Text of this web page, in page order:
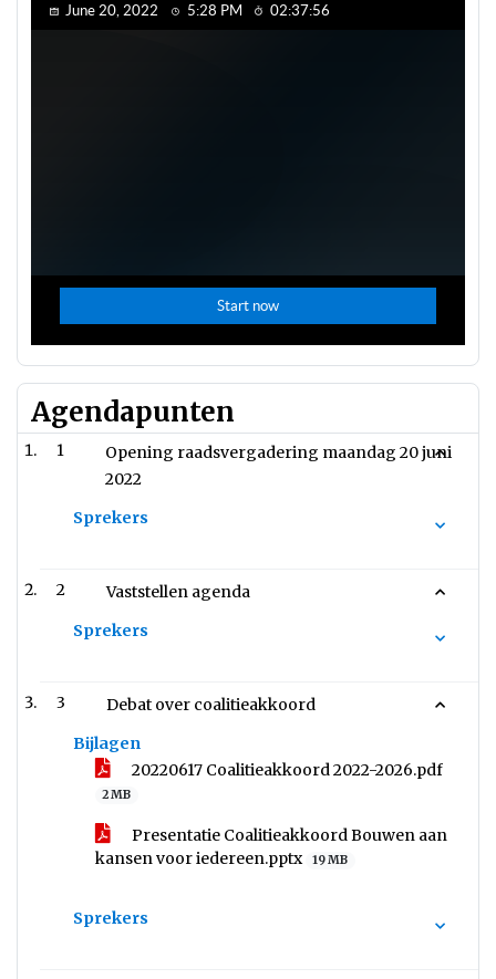
Agendapunten
1
Opening raadsvergadering maandag 20 juni
2022
Sprekers
2
Vaststellen agenda
Sprekers
3
Debat over coalitieakkoord
Bijlagen
20220617 Coalitieakkoord 2022-2026.pdf
2 MB
Presentatie Coalitieakkoord Bouwen aan
kansen voor iedereen.pptx
19 MB
Sprekers